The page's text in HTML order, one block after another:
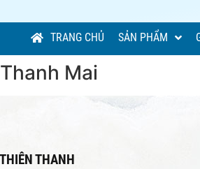
TRANG CHỦ SẢN PHẨM
Mai
THANH